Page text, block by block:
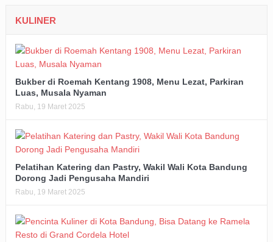
KULINER
Bukber di Roemah Kentang 1908, Menu Lezat, Parkiran
Luas, Musala Nyaman
Rabu, 19 Maret 2025
Pelatihan Katering dan Pastry, Wakil Wali Kota Bandung
Dorong Jadi Pengusaha Mandiri
Rabu, 19 Maret 2025